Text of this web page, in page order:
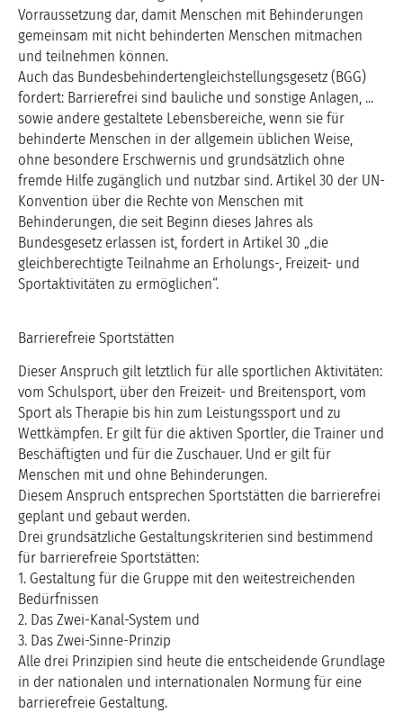
Vorraussetzung dar, damit Menschen mit Behinderungen
gemeinsam mit nicht behinderten Menschen mitmachen
und teilnehmen können.
Auch das Bundesbehindertengleichstellungsgesetz (BGG)
fordert: Barrierefrei sind bauliche und sonstige Anlagen, ...
sowie andere gestaltete Lebensbereiche, wenn sie für
behinderte Menschen in der allgemein üblichen Weise,
ohne besondere Erschwernis und grundsätzlich ohne
fremde Hilfe zugänglich und nutzbar sind. Artikel 30 der UN-
Konvention über die Rechte von Menschen mit
Behinderungen, die seit Beginn dieses Jahres als
Bundesgesetz erlassen ist, fordert in Artikel 30 „die
gleichberechtigte Teilnahme an Erholungs-, Freizeit- und
Sportaktivitäten zu ermöglichen“.
Barrierefreie Sportstätten
Dieser Anspruch gilt letztlich für alle sportlichen Aktivitäten:
vom Schulsport, über den Freizeit- und Breitensport, vom
Sport als Therapie bis hin zum Leistungssport und zu
Wettkämpfen. Er gilt für die aktiven Sportler, die Trainer und
Beschäftigten und für die Zuschauer. Und er gilt für
Menschen mit und ohne Behinderungen.
Diesem Anspruch entsprechen Sportstätten die barrierefrei
geplant und gebaut werden.
Drei grundsätzliche Gestaltungskriterien sind bestimmend
für barrierefreie Sportstätten:
1. Gestaltung für die Gruppe mit den weitestreichenden
Bedürfnissen
2. Das Zwei-Kanal-System und
3. Das Zwei-Sinne-Prinzip
Alle drei Prinzipien sind heute die entscheidende Grundlage
in der nationalen und internationalen Normung für eine
barrierefreie Gestaltung.